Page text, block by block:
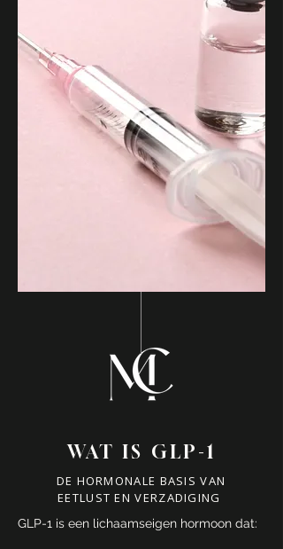
WAT IS GLP-1
DE HORMONALE BASIS VAN
EETLUST EN VERZADIGING
GLP-1 is een lichaamseigen hormoon dat: